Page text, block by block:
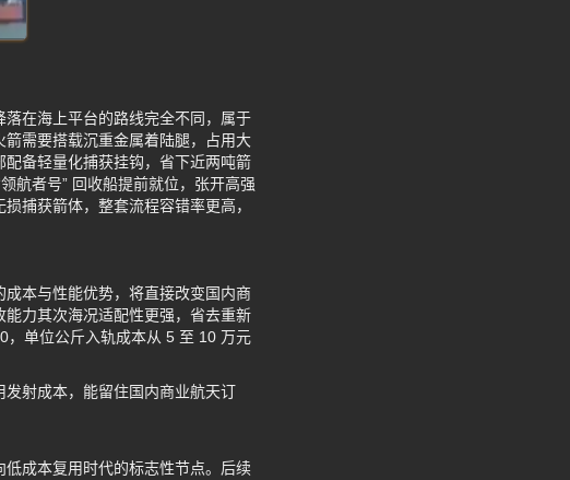
在海上平台的路线完全不同，属于
需要搭载沉重金属着陆腿，占用大
备轻量化捕获挂钩，省下近两吨箭
航者号” 回收船提前就位，张开高强
捕获箭体，整套流程容错率更高，
本与性能优势，将直接改变国内商
力其次海况适配性更强，省去重新
，单位公斤入轨成本从 5 至 10 万元
射成本，能留住国内商业航天订
成本复用时代的标志性节点。后续